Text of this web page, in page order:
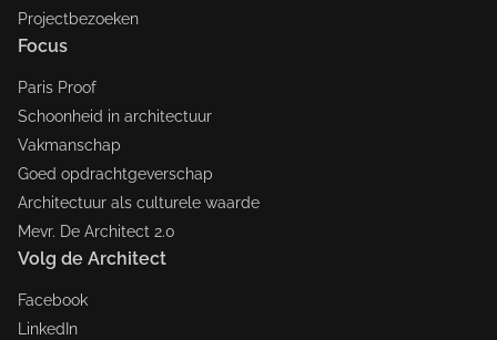
Projectbezoeken
Focus
Paris Proof
Schoonheid in architectuur
Vakmanschap
Goed opdrachtgeverschap
Architectuur als culturele waarde
Mevr. De Architect 2.0
Volg de Architect
Facebook
LinkedIn